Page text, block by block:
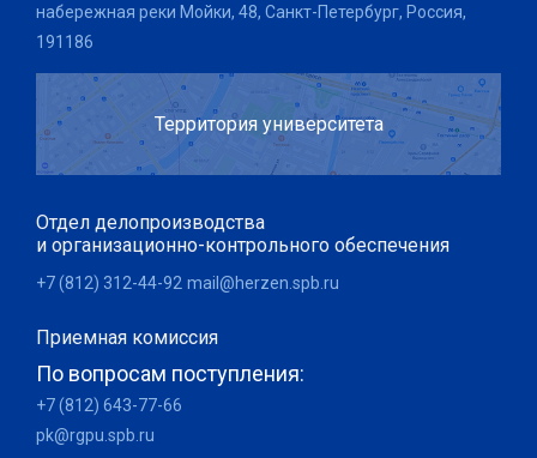
набережная реки Мойки, 48, Санкт-Петербург, Россия,
191186
Территория университета
Отдел делопроизводства
и организационно-контрольного обеспечения
+7 (812) 312-44-92 mail@herzen.spb.ru
Приемная комиссия
По вопросам поступления:
+7 (812) 643-77-66
pk@rgpu.spb.ru